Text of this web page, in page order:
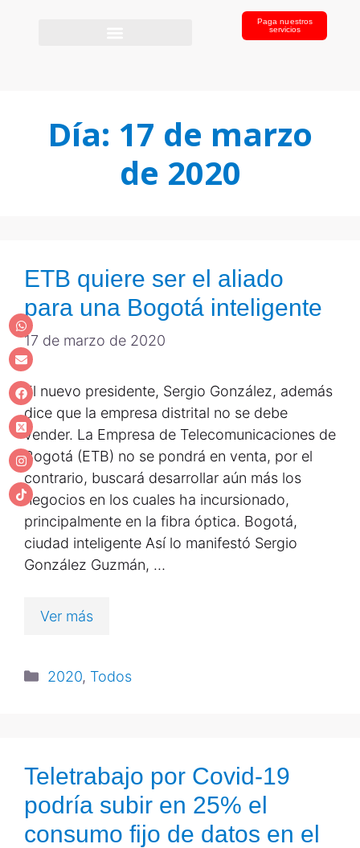
Paga nuestros
servicios
Día: 17 de marzo
de 2020
ETB quiere ser el aliado
para una Bogotá inteligente
17 de marzo de 2020
El nuevo presidente, Sergio González, además
dice que la empresa distrital no se debe
vender. La Empresa de Telecomunicaciones de
Bogotá (ETB) no se pondrá en venta, por el
contrario, buscará desarrollar aún más los
negocios en los cuales ha incursionado,
principalmente en la fibra óptica. Bogotá,
ciudad inteligente Así lo manifestó Sergio
González Guzmán, …
Ver más
2020, Todos
Teletrabajo por Covid-19
podría subir en 25% el
consumo fijo de datos en el